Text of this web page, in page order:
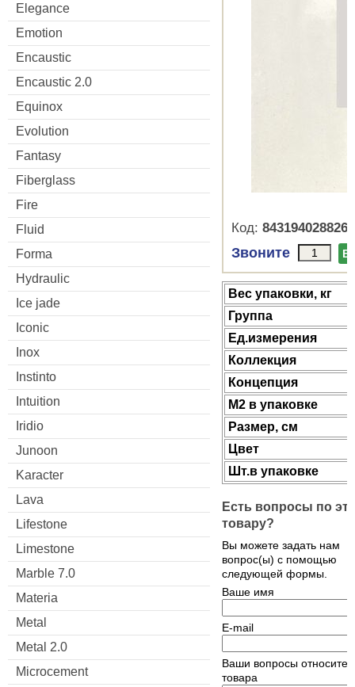
Elegance
Emotion
Encaustic
Encaustic 2.0
Equinox
Evolution
Fantasy
Fiberglass
Fire
Fluid
Forma
Hydraulic
Ice jade
Iconic
Inox
Instinto
Intuition
Iridio
Junoon
Karacter
Lava
Lifestone
Limestone
Marble 7.0
Materia
Metal
Metal 2.0
Microcement
Код: 8431940288265
Звоните В
Веc упаковки, кг
Группа
Ед.измерения
Коллекция
Концепция
М2 в упаковке
Размер, см
Цвет
Шт.в упаковке
Есть вопросы по
товару?
Вы можете задать нам
вопрос(ы) с помощью
следующей формы.
Ваше имя
E-mail
Ваши вопросы
товара